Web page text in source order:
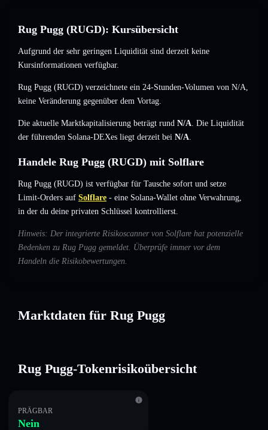
Rug Pugg (RUGD): Kursübersicht
Aufgrund der sehr geringen Liquidität sind derzeit keine
Kursinformationen verfügbar.
Rug Pugg (RUGD) verzeichnete ein 24-Stunden-Volumen von N/A,
keine Veränderung gegenüber dem Vortag.
Die aktuelle Marktkapitalisierung beträgt rund N/A. Die Liquidität
der führenden Solana-DEXes liegt derzeit bei N/A.
Handele Rug Pugg (RUGD) mit Solflare
Rug Pugg (RUGD) ist verfügbar für Tausche sofort und setze
Limit-Orders auf Solflare - eine Solana-Wallet ohne Verwahrung,
in der du deine privaten Schlüssel kontrollierst.
Hinweis: Der integrierte Risikoscanner von Solflare hat potenzielle
Bedenken zu Rug Pugg gemeldet. Überprüfe immer vor dem
Handeln die Risikobewertungen.
Marktdaten für Rug Pugg
Rug Pugg-Tokenrisikoübersicht
PRÄGBAR
Nein